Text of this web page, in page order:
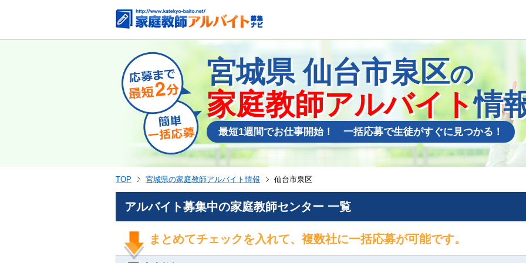
宮城県 仙台市泉区の
家庭教師アルバイト情
最短1週間でお仕事開始！ 一括応募で生徒がすぐに見つかる！
TOP 宮城県の家庭教師アルバイト情報 仙台市泉区
アルバイト募集中の家庭教師センター 一覧
まとめてチェックを入れて、複数社に一括応募が可能です。